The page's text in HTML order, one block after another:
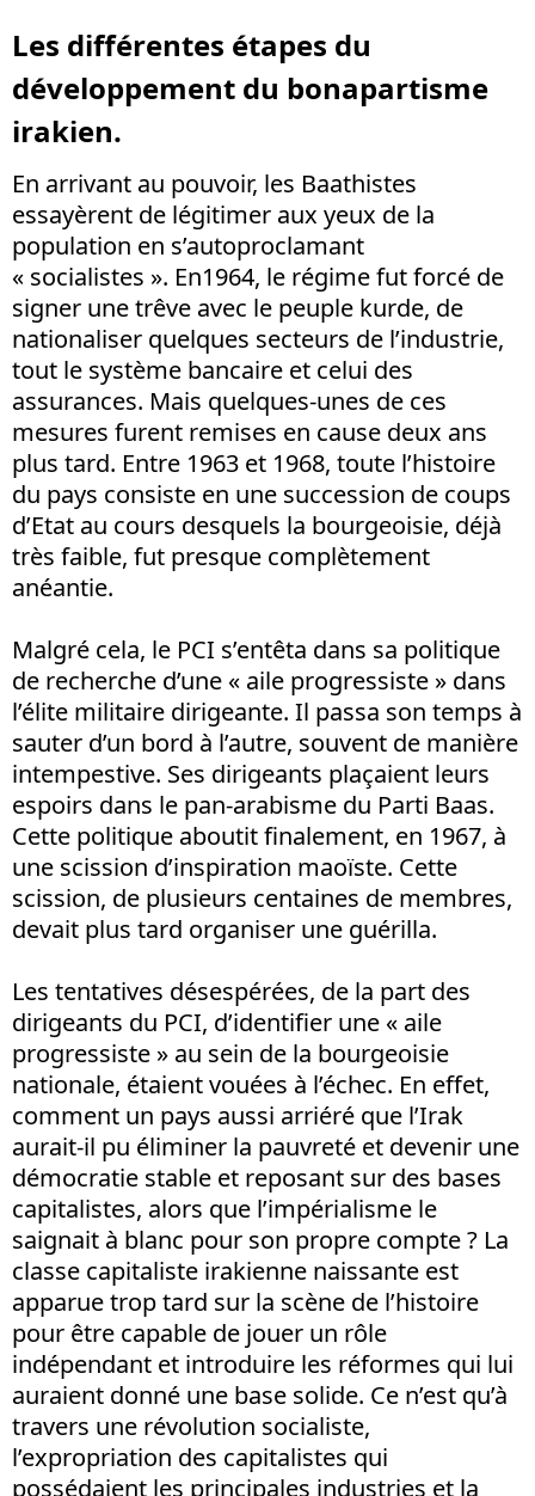
Les différentes étapes du
développement du bonapartisme
irakien.
En arrivant au pouvoir, les Baathistes
essayèrent de légitimer aux yeux de la
population en s’autoproclamant
« socialistes ». En1964, le régime fut forcé de
signer une trêve avec le peuple kurde, de
nationaliser quelques secteurs de l’industrie,
tout le système bancaire et celui des
assurances. Mais quelques-unes de ces
mesures furent remises en cause deux ans
plus tard. Entre 1963 et 1968, toute l’histoire
du pays consiste en une succession de coups
d’Etat au cours desquels la bourgeoisie, déjà
très faible, fut presque complètement
anéantie.
Malgré cela, le PCI s’entêta dans sa politique
de recherche d’une « aile progressiste » dans
l’élite militaire dirigeante. Il passa son temps à
sauter d’un bord à l’autre, souvent de manière
intempestive. Ses dirigeants plaçaient leurs
espoirs dans le pan-arabisme du Parti Baas.
Cette politique aboutit finalement, en 1967, à
une scission d’inspiration maoïste. Cette
scission, de plusieurs centaines de membres,
devait plus tard organiser une guérilla.
Les tentatives désespérées, de la part des
dirigeants du PCI, d’identifier une « aile
progressiste » au sein de la bourgeoisie
nationale, étaient vouées à l’échec. En effet,
comment un pays aussi arriéré que l’Irak
aurait-il pu éliminer la pauvreté et devenir une
démocratie stable et reposant sur des bases
capitalistes, alors que l’impérialisme le
saignait à blanc pour son propre compte ? La
classe capitaliste irakienne naissante est
apparue trop tard sur la scène de l’histoire
pour être capable de jouer un rôle
indépendant et introduire les réformes qui lui
auraient donné une base solide. Ce n’est qu’à
travers une révolution socialiste,
l’expropriation des capitalistes qui
possédaient les principales industries et la